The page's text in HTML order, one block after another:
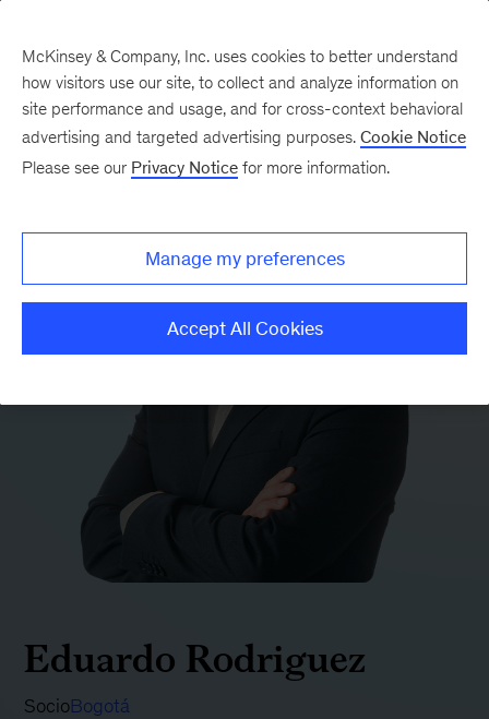
Eduardo Rodriguez
SocioBogotá
McKinsey & Company, Inc. uses cookies to better understand
how visitors use our site, to collect and analyze information on
site performance and usage, and for cross-context behavioral
advertising and targeted advertising purposes. Cookie Notice
Please see our Privacy Notice for more information.
Manage my preferences
Accept All Cookies